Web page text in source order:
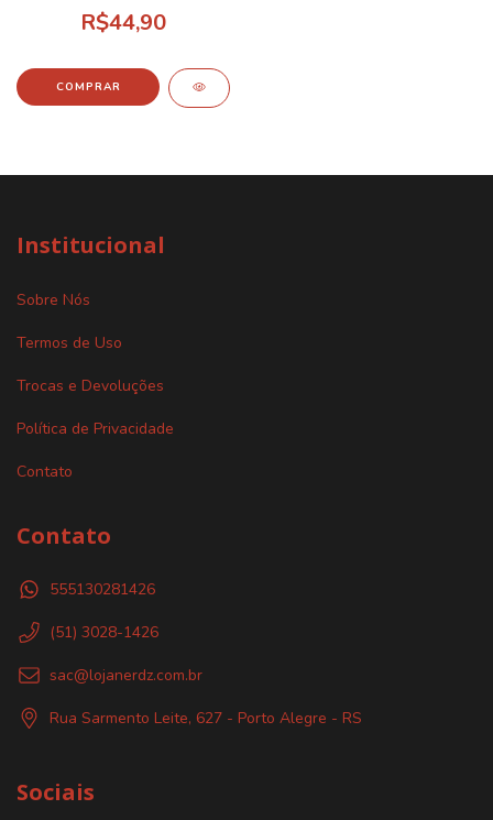
R$44,90
Institucional
Sobre Nós
Termos de Uso
Trocas e Devoluções
Política de Privacidade
Contato
Contato
555130281426
(51) 3028-1426
sac@lojanerdz.com.br
Rua Sarmento Leite, 627 - Porto Alegre - RS
Sociais